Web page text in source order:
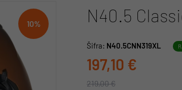
10% N40.5
Šifra: N40.5CNN319XL
197,10 €
219,00 €